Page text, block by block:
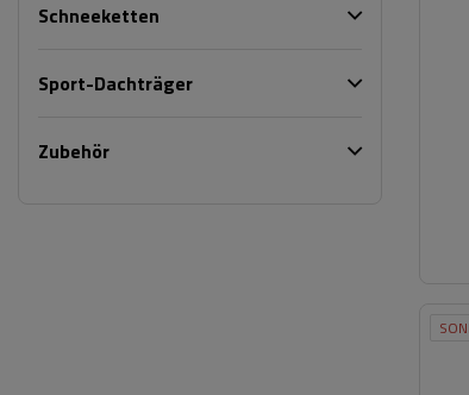
Schneeketten
Sport-Dachträger
Zubehör